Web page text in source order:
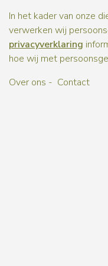
In het kader van onze
verwerken wij
privacyverklaring
hoe wij met
Over ons
Contact